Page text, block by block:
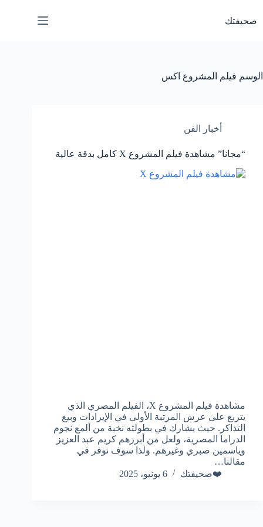
المحتوى
صحيفتك
الوسم فيلم المشروع اكس
أخبار الفن
“مجانا” مشاهدة فيلم المشروع X كامل بدقة عالية
مشاهدة فيلم المشروع X، الفيلم المصري الذي
يتربع على عرش المرتبة الأولى في الإيرادات وبيع
التذاكر. حيث يشارك في بطولته نخبة من ألمع نجوم
الدراما المصرية، ولعل من أبرزهم كريم عبد العزيز
وياسمين صبري وغيرهم. ولذا سوف نوفر في
مقالنا…
❤️صحيفتك
6 يونيو، 2025